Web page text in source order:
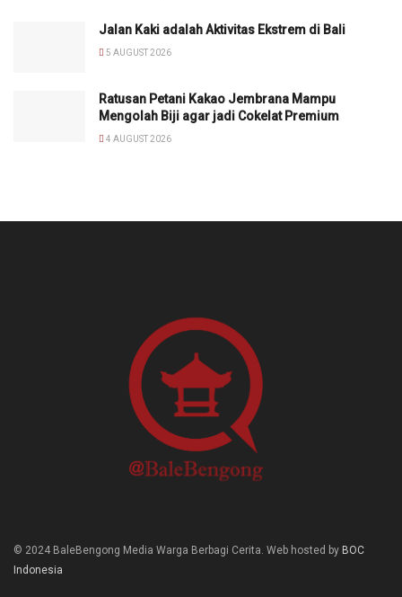
Jalan Kaki adalah Aktivitas Ekstrem di Bali
5 AUGUST 2026
Ratusan Petani Kakao Jembrana Mampu
Mengolah Biji agar jadi Cokelat Premium
4 AUGUST 2026
© 2024 BaleBengong Media Warga Berbagi Cerita. Web hosted by BOC
Indonesia